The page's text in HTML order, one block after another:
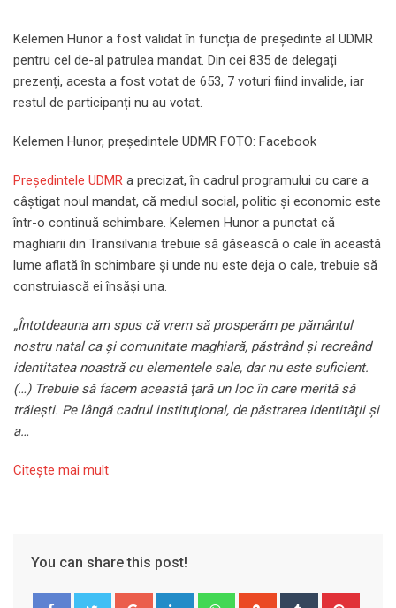
Kelemen Hunor a fost validat în funcția de președinte al UDMR
pentru cel de-al patrulea mandat. Din cei 835 de delegați
prezenți, acesta a fost votat de 653, 7 voturi fiind invalide, iar
restul de participanți nu au votat.
Kelemen Hunor, președintele UDMR FOTO: Facebook
Președintele UDMR a precizat, în cadrul programului cu care a
câștigat noul mandat, că mediul social, politic și economic este
într-o continuă schimbare. Kelemen Hunor a punctat că
maghiarii din Transilvania trebuie să găsească o cale în această
lume aflată în schimbare și unde nu este deja o cale, trebuie să
construiască ei însăși una.
„Întotdeauna am spus că vrem să prosperăm pe pământul
nostru natal ca şi comunitate maghiară, păstrând şi recreând
identitatea noastră cu elementele sale, dar nu este suficient.
(…) Trebuie să facem această ţară un loc în care merită să
trăieşti. Pe lângă cadrul instituţional, de păstrarea identităţii şi
a…
Citeşte mai mult
You can share this post!
Google+ LinkedIn WhatsappStumbleUpon
Tumblr